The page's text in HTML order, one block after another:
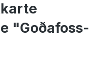
"Goðafoss-